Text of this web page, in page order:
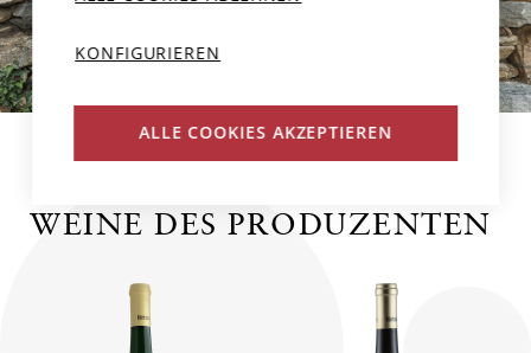
WEINE DES PRODUZENTEN
KONFIGURIEREN
ALLE COOKIES AKZEPTIEREN